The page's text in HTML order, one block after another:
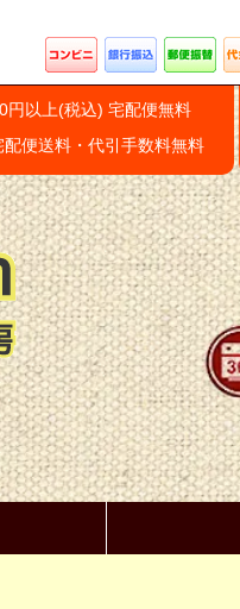
円以上(税込) 宅配便無料
便送料・代引手数料無料